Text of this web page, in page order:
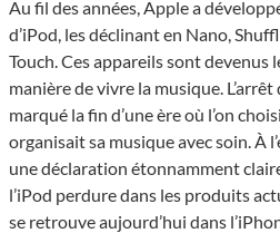
Au fil des années, Apple a
d’iPod, les déclinant en Nano,
Touch. Ces appareils sont devenus
manière de vivre la musique.
marqué la fin d’une ère où l’on
organisait sa musique avec soin. À
une déclaration étonnamment
l’iPod perdure dans les produits
se retrouve aujourd’hui dans